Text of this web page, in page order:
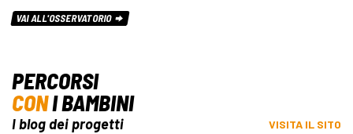
VAI ALL'OSSERVATORIO
PERCORSI
CONI BAMBINI
I blog dei progetti VISITA IL SITO